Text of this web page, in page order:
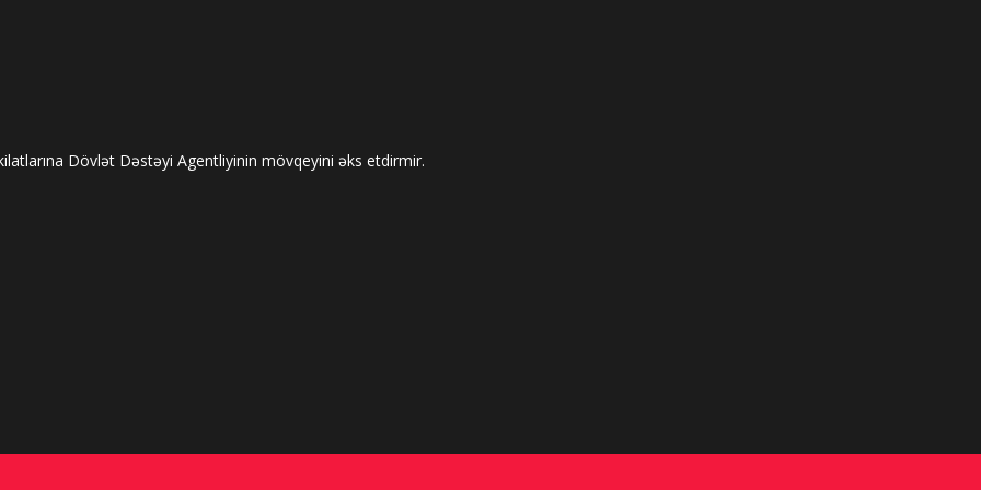
vacib açıqlamalar
Dövlət Dəstəyi Agentliyinin mövqeyini əks etdirmir.